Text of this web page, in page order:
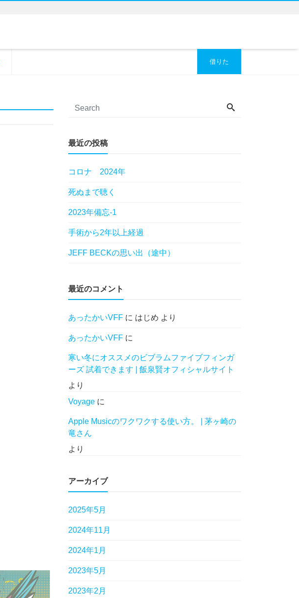
借りた
最近の投稿
コロナ 2024年
死ぬまで聴く
2023年備忘-1
手術から2年以上経過
JEFF BECKの思い出（途中）
最近のコメント
あったかいVFF に はじめ より
あったかいVFF に
寒い冬にオススメのビブラムファイブフィンガ
ーズ 試着できます | 飯泉賢オフィシャルサイト
より
Voyage に
Apple Musicのワクワクする使い方。 | 茅ヶ崎の
竜さん
より
アーカイブ
2025年5月
2024年11月
2024年1月
2023年5月
2023年2月